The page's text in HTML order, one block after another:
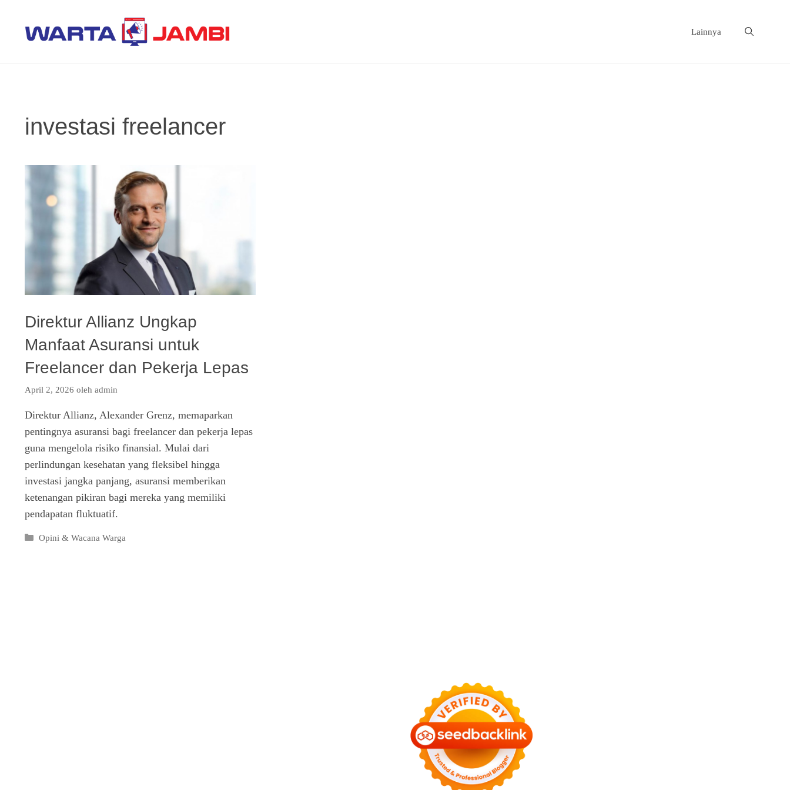
Lainnya
investasi freelancer
Direktur Allianz Ungkap
Manfaat Asuransi untuk
Freelancer dan Pekerja Lepas
April 2, 2026 oleh admin
Direktur Allianz, Alexander Grenz, memaparkan
pentingnya asuransi bagi freelancer dan pekerja lepas
guna mengelola risiko finansial. Mulai dari
perlindungan kesehatan yang fleksibel hingga
investasi jangka panjang, asuransi memberikan
ketenangan pikiran bagi mereka yang memiliki
pendapatan fluktuatif.
Kategori
Opini & Wacana Warga